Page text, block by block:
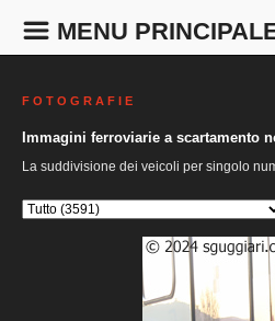
MENU
F O T O G R A F I E
Immagini ferroviarie a scartamento
La suddivisione dei veicoli per singolo